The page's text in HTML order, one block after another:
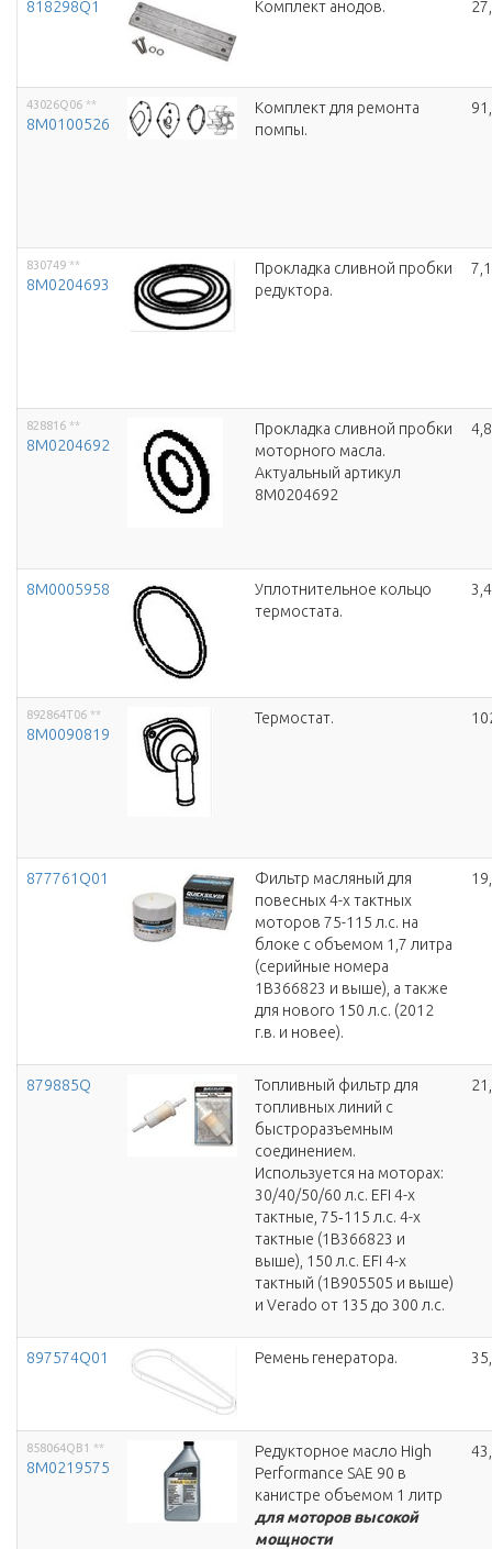
818298Q1 Комплект анодов.
43026Q06 **
8M0100526
Комплект для ремонта
помпы.
830749 **
8M0204693
Прокладка сливной пробки
редуктора.
828816 **
8M0204692
Прокладка сливной пробки
моторного масла.
Актуальный артикул
8M0204692
8M0005958
Уплотнительное кольцо
термостата.
892864T06 **
8M0090819
Термостат.
877761Q01
Фильтр масляный для
повесных 4-х тактных
моторов 75-115 л.с. на
блоке с объемом 1,7 литра
(серийные номера
1B366823 и выше), а также
для нового 150 л.с. (2012
г.в. и новее).
879885Q
Топливный фильтр для
топливных линий с
быстроразъемным
соединением.
Используется на моторах:
30/40/50/60 л.с. EFI 4-х
тактные, 75‑115 л.с. 4-х
тактные (1B366823 и
выше), 150 л.с. EFI 4-х
тактный (1B905505 и выше)
и Verado от 135 до 300 л.с.
897574Q01 Ремень генератора.
858064QB1 **
8M0219575
Редукторное масло High
Performance SAE 90 в
канистре объемом 1 литр
для моторов высокой
мощности